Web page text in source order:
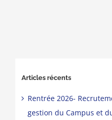
Articles récents
Rentrée 2026-
gestion du Campus et